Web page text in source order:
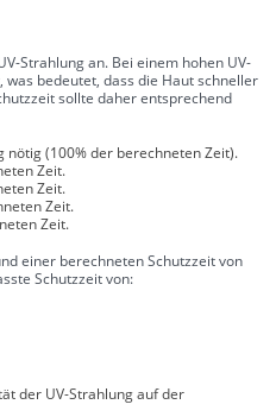
Strahlung an. Bei einem hohen UV-
bedeutet, dass die Haut schneller
sollte daher entsprechend
nötig (100% der berechneten Zeit).
Zeit.
Zeit.
Zeit.
Zeit.
einer berechneten Schutzzeit von
Schutzzeit von:
der UV-Strahlung auf der